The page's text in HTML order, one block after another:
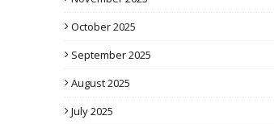
October 2025
September 2025
August 2025
July 2025